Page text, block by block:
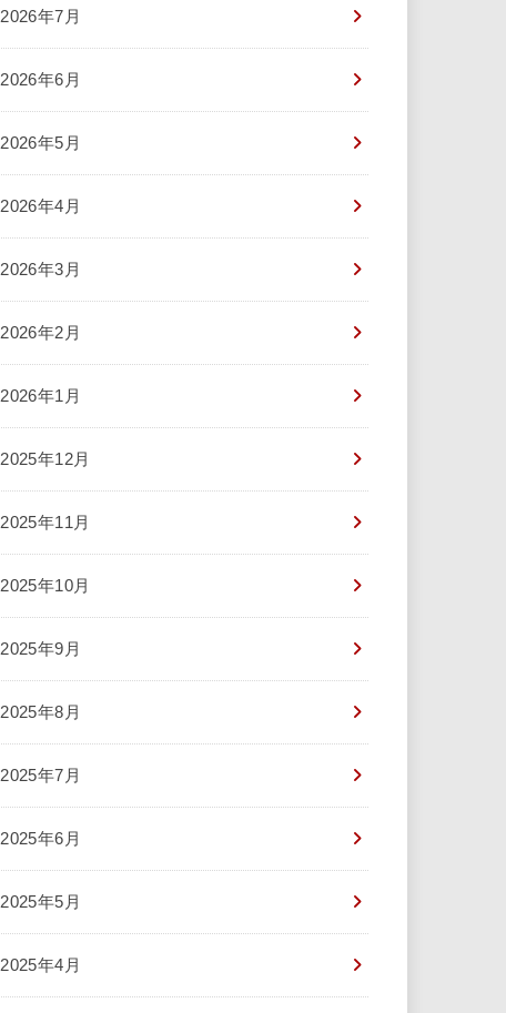
2026年7月
2026年6月
2026年5月
2026年4月
2026年3月
2026年2月
2026年1月
2025年12月
2025年11月
2025年10月
2025年9月
2025年8月
2025年7月
2025年6月
2025年5月
2025年4月